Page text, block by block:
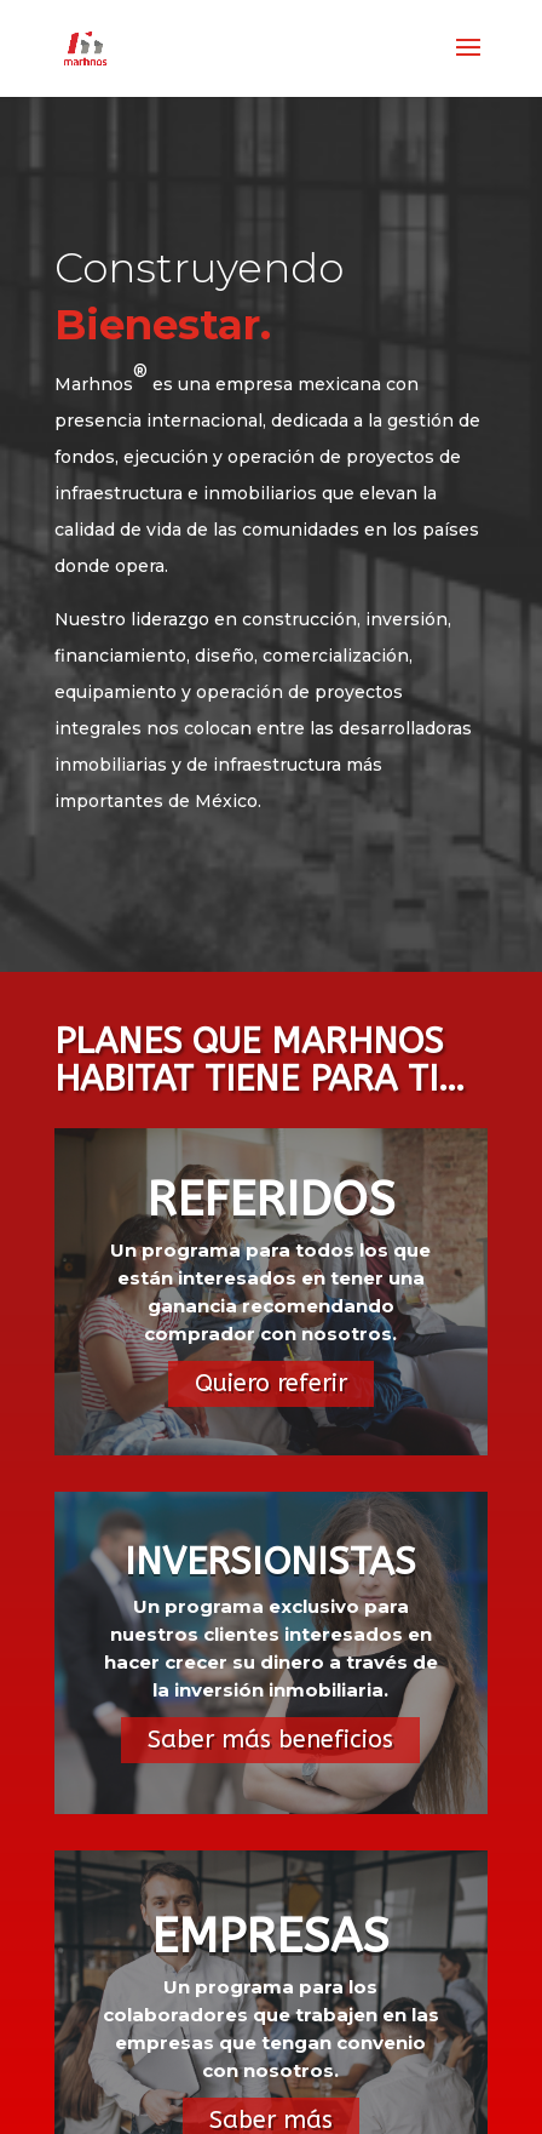
Construyendo
Bienestar.
Marhnos
®
es una empresa mexicana con
presencia internacional, dedicada a la gestión de
fondos, ejecución y operación de proyectos de
infraestructura e inmobiliarios que elevan la
calidad de vida de las comunidades en los países
donde opera.
Nuestro liderazgo en construcción, inversión,
financiamiento, diseño, comercialización,
equipamiento y operación de proyectos
integrales nos colocan entre las desarrolladoras
inmobiliarias y de infraestructura más
importantes de México.
PLANES QUE MARHNOS
HABITAT TIENE PARA TI…
REFERIDOS
Un programa para todos los que
están interesados en tener una
ganancia recomendando
comprador con nosotros.
Quiero referir
INVERSIONISTAS
Un programa exclusivo para
nuestros clientes interesados en
hacer crecer su dinero a través de
la inversión inmobiliaria.
Saber más beneficios
EMPRESAS
Un programa para los
colaboradores que trabajen en las
empresas que tengan convenio
con nosotros.
Saber más